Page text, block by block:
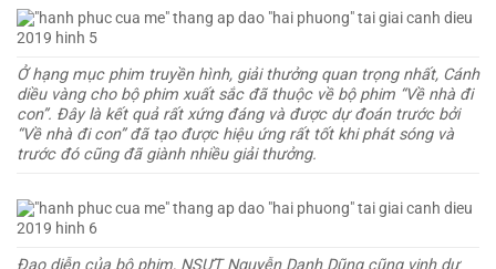
Ở hạng mục phim truyền hình, giải thưởng quan trọng nhất, Cánh
diều vàng cho bộ phim xuất sắc đã thuộc về bộ phim “Về nhà đi
con”. Đây là kết quả rất xứng đáng và được dự đoán trước bởi
“Về nhà đi con” đã tạo được hiệu ứng rất tốt khi phát sóng và
trước đó cũng đã giành nhiều giải thưởng.
Đạo diễn của bộ phim, NSƯT Nguyễn Danh Dũng cũng vinh dự